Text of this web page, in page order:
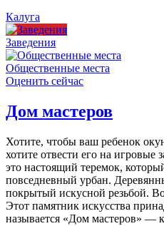
Калуга
Заведения
Общественные места
Оценить сейчас
Дом мастеров
Хотите, чтобы ваш ребенок
хотите отвести его на
это настоящий теремок,
повседневный урбан.
покрытый искусной резьбой.
Этот памятник искусства
называется «Дом мастеров»